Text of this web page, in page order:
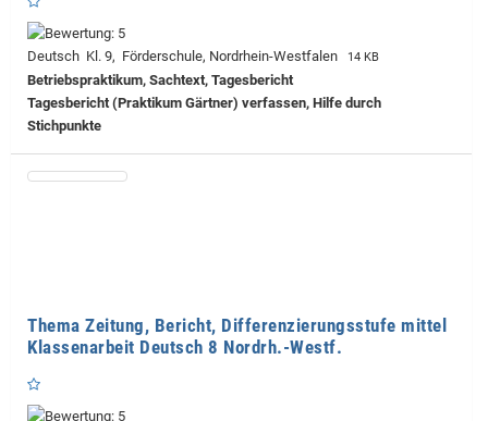
Deutsch Kl. 9, Förderschule, Nordrhein-Westfalen 14 KB
Betriebspraktikum, Sachtext, Tagesbericht
Tagesbericht (Praktikum Gärtner) verfassen, Hilfe durch
Stichpunkte
Thema Zeitung, Bericht, Differenzierungsstufe mittel
Klassenarbeit Deutsch 8 Nordrh.-Westf.